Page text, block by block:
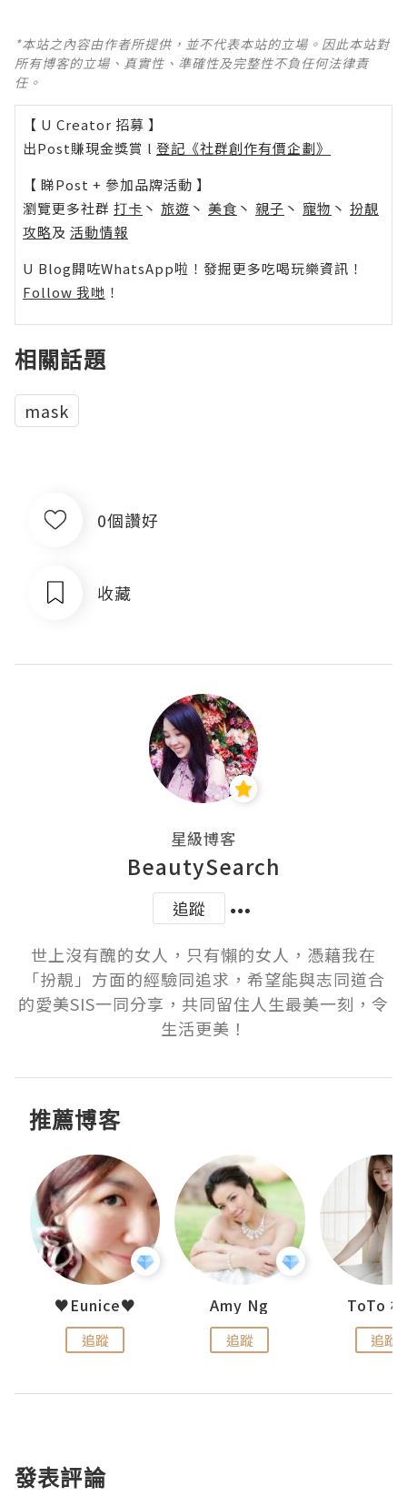
*本站之內容由作者所提供，並不代表本站的立場。因此本站對
所有博客的立場、真實性、準確性及完整性不負任何法律責
任。
【 U Creator 招募 】
出Post賺現金獎賞 l 登記《社群創作有價企劃》
【 睇Post + 參加品牌活動 】
瀏覽更多社群 打卡 丶 旅遊 丶 美食 丶 親子 丶 寵物 丶 扮靚
攻略及 活動情報
U Blog開咗WhatsApp啦！發掘更多吃喝玩樂資訊！
Follow 我哋 ！
相關話題
mask
0個讚好
收藏
星級博客
BeautySearch
追蹤
世上沒有醜的女人，只有懶的女人，憑藉我在
「扮靚」方面的經驗同追求，希望能與志同道合
的愛美SIS一同分享，共同留住人生最美一刻，令
生活更美！
推薦博客
♥Eunice♥
追蹤
Amy Ng
追蹤
ToTo
追蹤
發表評論